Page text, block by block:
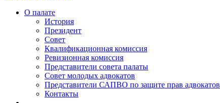
О палате
История
Президент
Совет
Квалификационная комиссия
Ревизионная комиссия
Представители совета палаты
Совет молодых адвокатов
Представители САПВО по защите прав адвокатов
Контакты